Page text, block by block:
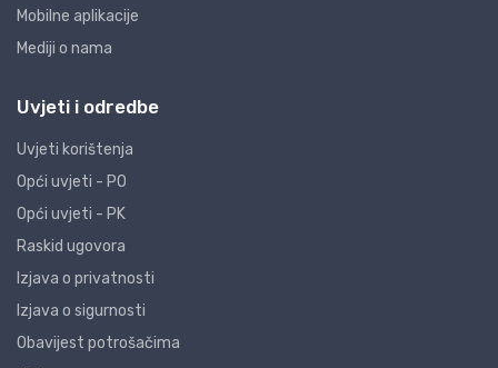
Mobilne aplikacije
Mediji o nama
Uvjeti i odredbe
Uvjeti korištenja
Opći uvjeti - PO
Opći uvjeti - PK
Raskid ugovora
Izjava o privatnosti
Izjava o sigurnosti
Obavijest potrošačima